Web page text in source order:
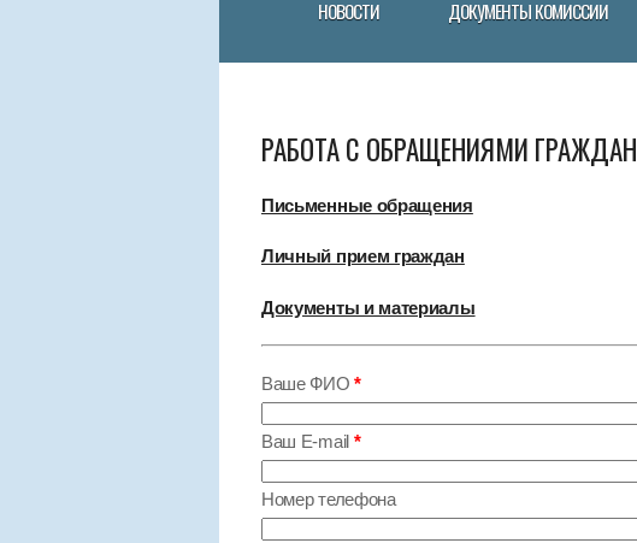
НОВОСТИ ДОКУМЕНТЫ КОМИССИИ
РАБОТА С ОБРАЩЕНИЯМИ ГРАЖДАН
Письменные обращения
Личный прием граждан
Документы и материалы
Ваше ФИО*
Ваш E-mail *
Номер телефона